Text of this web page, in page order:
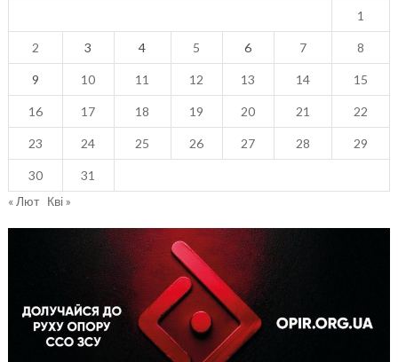
1
2 3 4 5 6 7 8
9 10 11 12 13 14 15
16 17 18 19 20 21 22
23 24 25 26 27 28 29
30
31
« Лют Кві »